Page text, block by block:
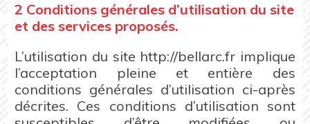
2 Conditions générales d’utilisation du site
et des services proposés.
L’utilisation du site http://bellarc.fr implique
l’acceptation pleine et entière des
conditions générales d’utilisation ci-après
décrites. Ces conditions d’utilisation sont